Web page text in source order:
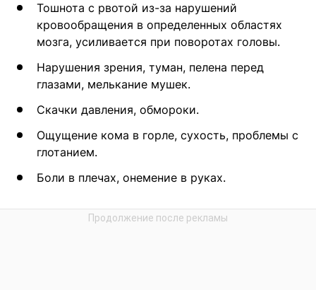
Тошнота с рвотой из-за нарушений
кровообращения в определенных областях
мозга, усиливается при поворотах головы.
Нарушения зрения, туман, пелена перед
глазами, мелькание мушек.
Скачки давления, обмороки.
Ощущение кома в горле, сухость, проблемы с
глотанием.
Боли в плечах, онемение в руках.